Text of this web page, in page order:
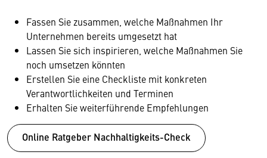
Fassen Sie zusammen, welche Maßnahmen Ihr
Unternehmen bereits umgesetzt hat
Lassen Sie sich inspirieren, welche Maßnahmen Sie
noch umsetzen könnten
Erstellen Sie eine Checkliste mit konkreten
Verantwortlichkeiten und Terminen
Erhalten Sie weiterführende Empfehlungen
Online Ratgeber Nachhaltigkeits-Check